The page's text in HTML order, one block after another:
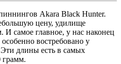
Akara Black Hunter.
цену, удилище
И самое главное, у нас наконец
востребовано у
длины есть в самых
грамм.